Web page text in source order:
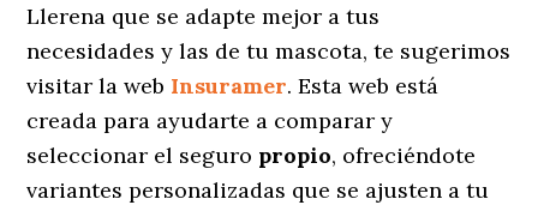
Llerena que se adapte mejor a tus
necesidades y las de tu mascota, te sugerimos
visitar la web Insuramer. Esta web está
creada para ayudarte a comparar y
seleccionar el seguro propio, ofreciéndote
variantes personalizadas que se ajusten a tu